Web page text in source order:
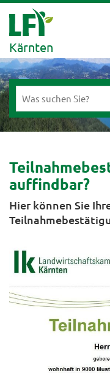
Kärnten
auffindbar?
Hier können Sie